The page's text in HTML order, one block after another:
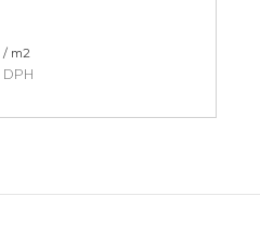
/ m2